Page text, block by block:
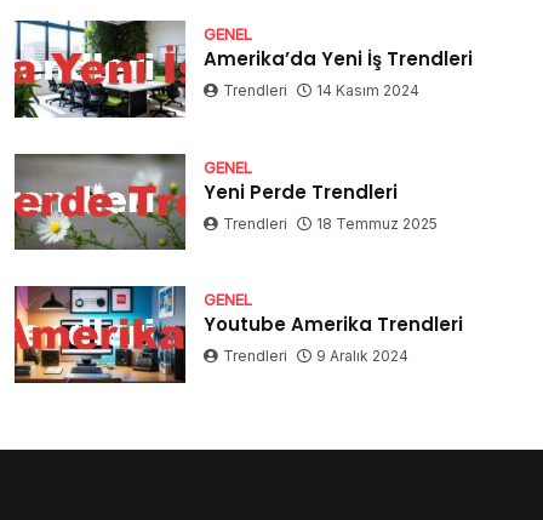
GENEL
Amerika’da Yeni İş Trendleri
Trendleri 14 Kasım 2024
GENEL
Yeni Perde Trendleri
Trendleri 18 Temmuz 2025
GENEL
Youtube Amerika Trendleri
Trendleri 9 Aralık 2024